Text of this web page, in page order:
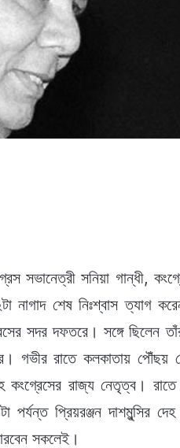
সভানেত্রী সনিয়া গান্ধী,
শেষ নিঃশ্বাস ত্যাগ করেন
সদর দফতরে। সঙ্গে ছিলেন
গভীর রাতে কলকাতায় পৌঁছয়
রাজ্য নেতৃত্ব। রাতে
প্রিয়রঞ্জন দাশমুন্সির
সকলেই।